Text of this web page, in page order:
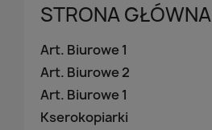
STRONA GŁÓWNA
Art. Biurowe 1
Art. Biurowe 2
Art. Biurowe 1
Kserokopiarki